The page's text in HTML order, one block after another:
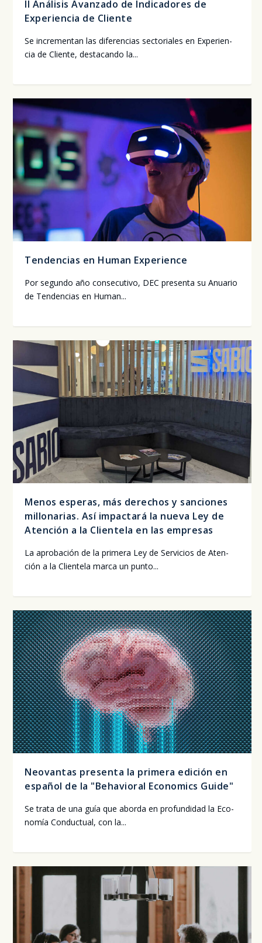
II Análisis Avanzado de Indicadores de
Experiencia de Cliente
Se incre­men­tan las dife­ren­cias sec­to­ria­les en Expe­rien­
cia de Clien­te, des­ta­can­do la...
Tendencias en Human Experience
Por segun­do año con­se­cu­ti­vo, DEC pre­sen­ta su Anua­rio
de Ten­den­cias en Human...
Menos esperas, más derechos y sanciones
millonarias. Así impactará la nueva Ley de
Atención a la Clientela en las empresas
La apro­ba­ción de la pri­me­ra Ley de Ser­vi­cios de Aten­
ción a la Clien­te­la mar­ca un pun­to...
Neovantas presenta la primera edición en
español de la "Behavioral Economics Guide"
Se tra­ta de una guía que abor­da en pro­fun­di­dad la Eco­
no­mía Con­duc­tual, con la...